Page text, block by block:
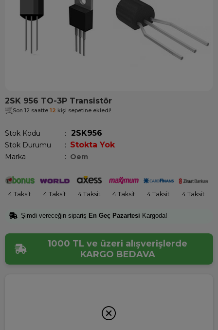
2SK 956 TO-3P Transistör
Son 12 saatte 12 kişi sepetine ekledi!
Stok Kodu 2SK956
Stok Durumu : Stokta Yok
Marka : Oem
4 Taksit 4 Taksit 4 Taksit 4 Taksit 4 Taksit 4 Taksit
Şimdi vereceğin sipariş En Geç Pazartesi Kargoda!
1000 TL ve üzeri alışverişlerde
KARGO BEDAVA